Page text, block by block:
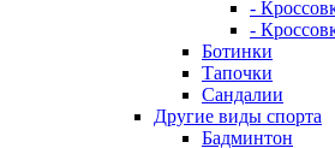
-
-
Ботинки
Тапочки
Сандалии
Другие виды спорта
Бадминтон